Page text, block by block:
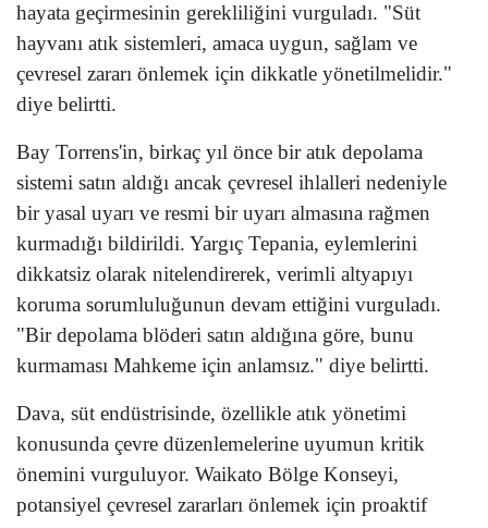
hayata geçirmesinin gerekliliğini vurguladı. "Süt
hayvanı atık sistemleri, amaca uygun, sağlam ve
çevresel zararı önlemek için dikkatle yönetilmelidir."
diye belirtti.
Bay Torrens'in, birkaç yıl önce bir atık depolama
sistemi satın aldığı ancak çevresel ihlalleri nedeniyle
bir yasal uyarı ve resmi bir uyarı almasına rağmen
kurmadığı bildirildi. Yargıç Tepania, eylemlerini
dikkatsiz olarak nitelendirerek, verimli altyapıyı
koruma sorumluluğunun devam ettiğini vurguladı.
"Bir depolama blöderi satın aldığına göre, bunu
kurmaması Mahkeme için anlamsız." diye belirtti.
Dava, süt endüstrisinde, özellikle atık yönetimi
konusunda çevre düzenlemelerine uyumun kritik
önemini vurguluyor. Waikato Bölge Konseyi,
potansiyel çevresel zararları önlemek için proaktif